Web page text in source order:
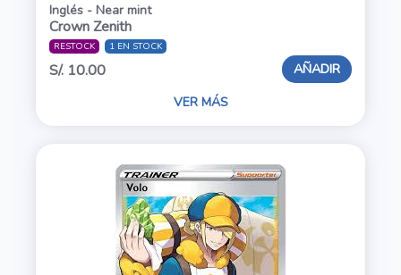
Inglés - Near mint
Crown Zenith
RESTOCK 1 EN STOCK
S/. 10.00 AÑADIR
VER MÁS